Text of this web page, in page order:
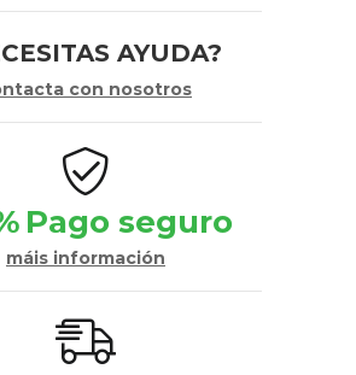
AYUDA?
con nosotros
Pago seguro
máis información